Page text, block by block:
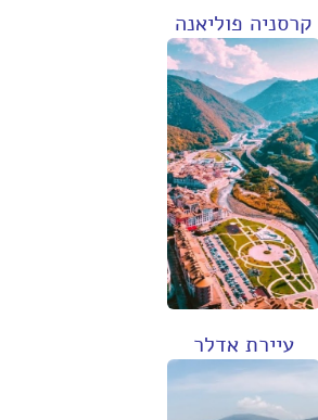
קרסניה פוליאנה
עיירת אדלר